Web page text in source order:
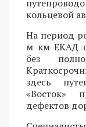
кольцевой
На период
м км ЕКАД
без
здесь
«Восток»
дефектов